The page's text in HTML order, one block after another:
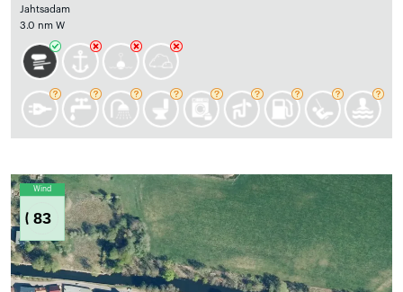
Jahtsadam
3.0 nm W
Wind
83